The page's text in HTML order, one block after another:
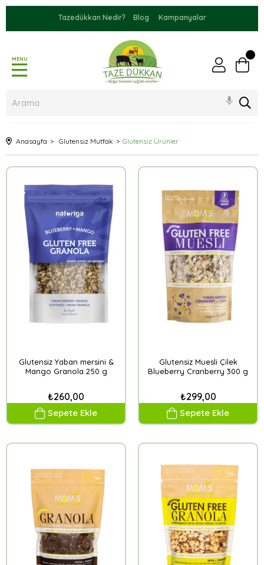
Tazedükkan Nedir? Blog Kampanyalar
MENU
Anasayfa Glutensiz Mutfak Glutensiz Ürünler
Glutensiz Yaban mersini &
Mango Granola 250 g
₺260,00
Sepete Ekle
Glutensiz Muesli Çilek
Blueberry Cranberry 300 g
₺299,00
Sepete Ekle